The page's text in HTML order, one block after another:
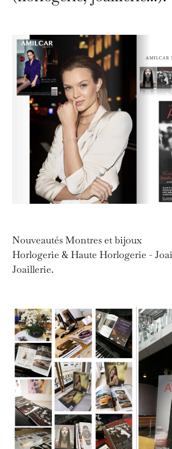
Nouveautés Montres et bijoux
Horlogerie & Haute Horlogerie -
Joaillerie.